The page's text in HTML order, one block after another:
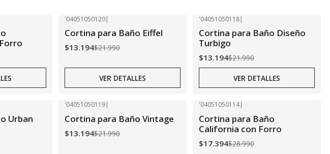
'04051050120|
Cortina para Baño Eiffel
$13.194$21.990
VER DETALLES
Agotado
'04051050118|
Cortina para Baño Diseño
Turbigo
$13.194$21.990
VER DETALLES
Urban
Agotado
'04051050119|
Cortina para Baño Vintage
$13.194$21.990
'04051050114|
Cortina para Baño
California con Forro
$17.394$28.990